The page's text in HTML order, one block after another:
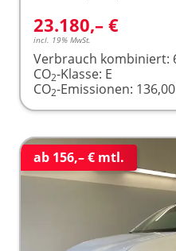
23.180,– €
incl. 19% MwSt.
Verbrauch kombiniert:
CO2-Klasse: E
CO2-Emissionen:
ab 156,– € mtl.